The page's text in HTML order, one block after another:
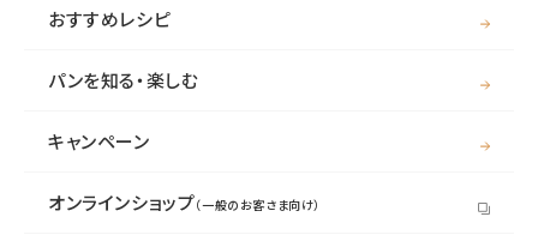
おすすめレシピ
パンを知る・楽しむ
キャンペーン
オンラインショップ（一般のお客さま向け）